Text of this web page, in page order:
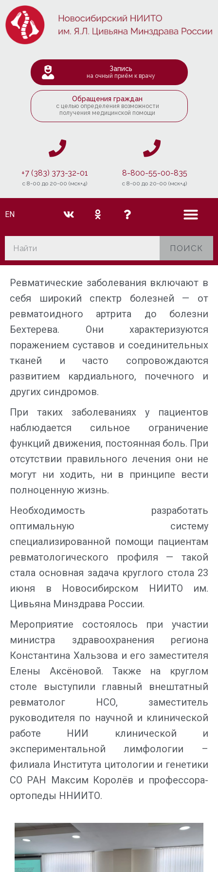
Запись
на очный приём к врачу
Обращения граждан
с целью определения возможности
получения медицинской помощи
+7 (383) 373-32-01
c 8-00 до 20-00 (мск+4)
8-800-55-00-835
c 8-00 до 20-00 (мск+4)
EN
ПОИСК
Ревматические заболевания включают в
себя широкий спектр болезней — от
ревматоидного артрита до болезни
Бехтерева. Они характеризуются
поражением суставов и соединительных
тканей и часто сопровождаются
развитием кардиального, почечного и
других синдромов.
При таких заболеваниях у пациентов
наблюдается сильное ограничение
функций движения, постоянная боль. При
отсутствии правильного лечения они не
могут ни ходить, ни в принципе вести
полноценную жизнь.
Необходимость разработать
оптимальную систему
специализированной помощи пациентам
ревматологического профиля — такой
стала основная задача круглого стола 23
июня в Новосибирском НИИТО им.
Цивьяна Минздрава России.
Мероприятие состоялось при участии
министра здравоохранения региона
Константина Хальзова и его заместителя
Елены Аксёновой. Также на круглом
столе выступили главный внештатный
ревматолог НСО, заместитель
руководителя по научной и клинической
работе НИИ клинической и
экспериментальной лимфологии –
филиала Института цитологии и генетики
СО РАН Максим Королёв и профессора-
ортопеды ННИИТО.